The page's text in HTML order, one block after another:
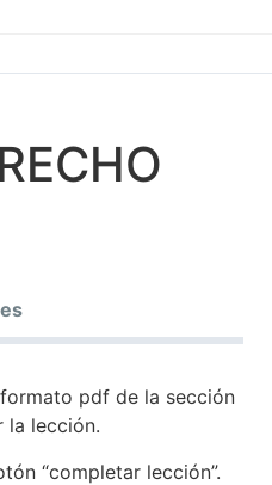
pdf de la sección
la lección.
“completar lección”.